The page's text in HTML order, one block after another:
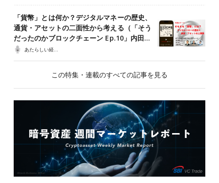
「貨幣」とは何か？デジタルマネーの歴史、
通貨・アセットの二面性から考える（「そう
だったのかブロックチェーン Ep.10」内田…
あたらしい経済ポッドキャスト
この特集・連載のすべての記事を見る